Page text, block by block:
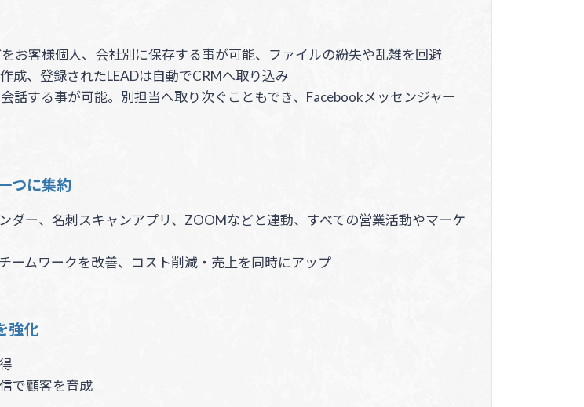
お客様個人、会社別に保存する事が可能、ファイルの紛失や乱雑を回避
成、登録されたLEADは自動でCRMへ取り込み
話する事が可能。別担当へ取り次ぐこともでき、Facebookメッセンジャー
つに集約
ー、名刺スキャンアプリ、ZOOMなどと連動、すべての営業活動やマーケ
ームワークを改善、コスト削減・売上を同時にアップ
強化
で顧客を育成